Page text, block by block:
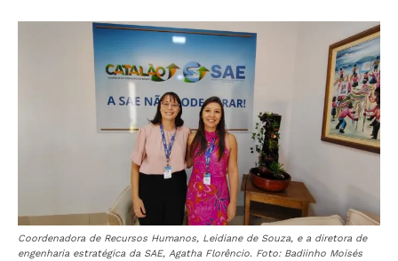
Coordenadora de Recursos Humanos, Leidiane de Souza, e a diretora de
engenharia estratégica da SAE, Agatha Florêncio. Foto: Badiinho Moisés